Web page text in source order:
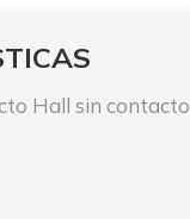
Hall sin contacto